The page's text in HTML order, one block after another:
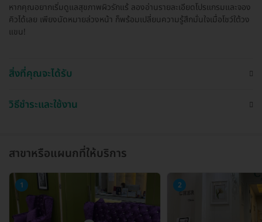
หากคุณอยากเริ่มดูแลสุขภาพผิวรักแร้ ลองอ่านรายละเอียดโปรแกรมและจอง
คิวได้เลย เพียงนัดหมายล่วงหน้า ก็พร้อมเปลี่ยนความรู้สึกมั่นใจเมื่อโชว์ใต้วง
แขน!
สิ่งที่คุณจะได้รับ
วิธีชำระและใช้งาน
สาขาหรือแผนกที่ให้บริการ
1 2